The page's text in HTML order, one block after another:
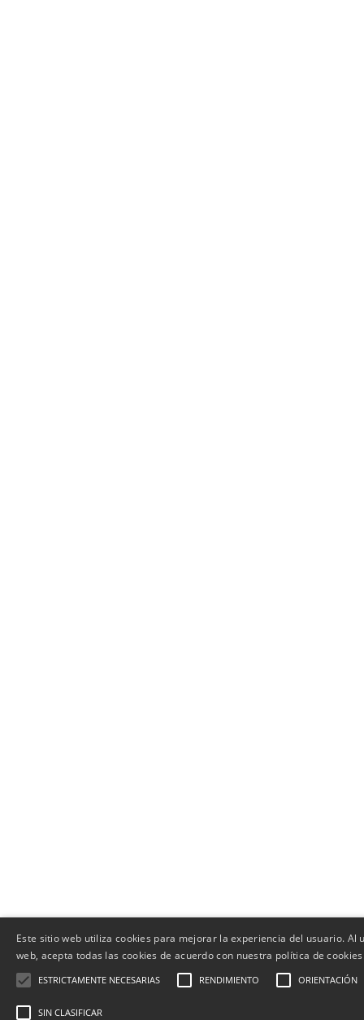
Este sitio web utiliza cookies para mejorar la experiencia del usuario. Al
web, acepta todas las cookies de acuerdo con nuestra política de
ESTRICTAMENTE NECESARIAS RENDIMIENTO ORIENTACIÓN
SIN CLASIFICAR